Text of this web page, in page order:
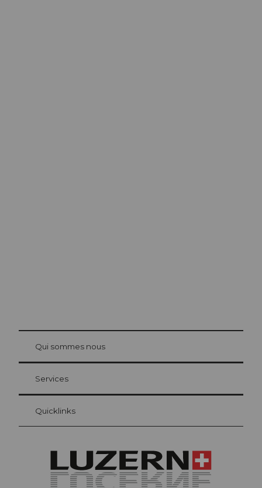
Carte d’hôte Lucerne
Vos avantages en tant qu'hôte pour la nuit
at Bre
Qui sommes nous
Services
Quicklinks